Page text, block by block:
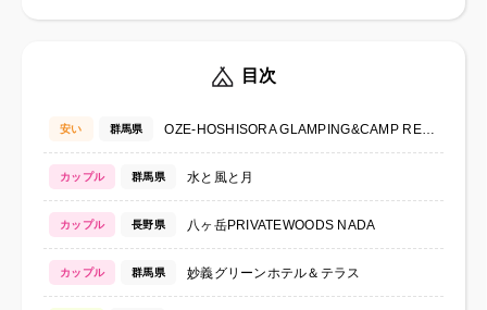
目次
安い 群馬県 OZE-HOSHISORA GLAMPING&CAMP RESORT
カップル 群馬県 水と風と月
カップル 長野県 八ヶ岳PRIVATEWOODS NADA
カップル 群馬県 妙義グリーンホテル＆テラス